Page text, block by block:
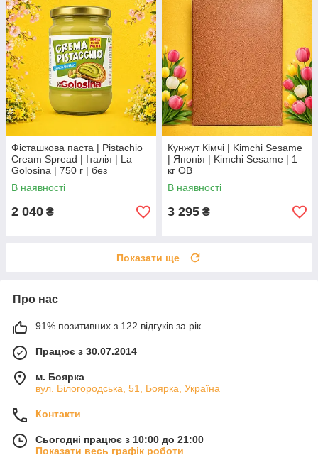
Фісташкова паста | Pistachio
Cream Spread | Італія | La
Golosina | 750 г | без
пальмової олії Во3
В наявності
2 040 ₴
Кунжут Кімчі | Kimchi Sesame
| Японія | Kimchi Sesame | 1
кг ОВ
В наявності
3 295 ₴
Показати ще
Про нас
91% позитивних з 122 відгуків за рік
Працює з 30.07.2014
м. Боярка
вул. Білогородська, 51, Боярка, Україна
Контакти
Сьогодні працює з 10:00 до 21:00
Показати весь графік роботи